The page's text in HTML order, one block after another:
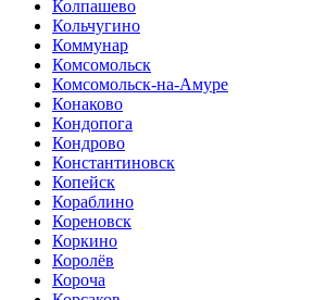
Колпашево
Кольчугино
Коммунар
Комсомольск
Комсомольск-на-Амуре
Конаково
Кондопога
Кондрово
Константиновск
Копейск
Кораблино
Кореновск
Коркино
Королёв
Короча